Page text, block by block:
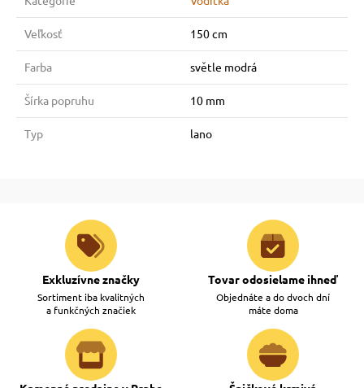
Veľkosť 150 cm
Farba světle modrá
Šírka popruhu 10 mm
Typ lano
Exkluzívne značky
Sortiment iba kvalitných
a funkčných značiek
Tovar odosielame ihneď
Objednáte a do dvoch dní
máte doma